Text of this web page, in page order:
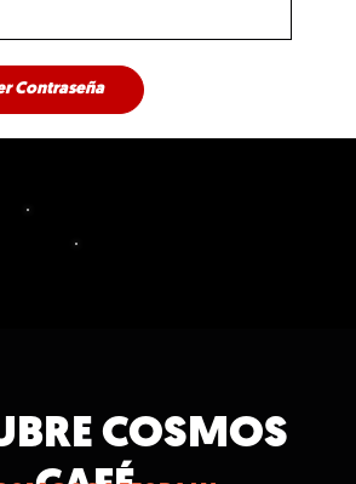
Contraseña
COSMOS